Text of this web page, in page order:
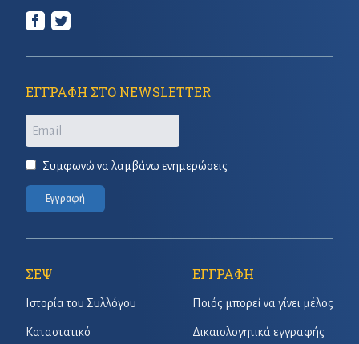
ΕΓΓΡΑΦΗ ΣΤΟ NEWSLETTER
Email
Συμφωνώ να λαμβάνω ενημερώσεις
Εγγραφή
ΣΕΨ
Ιστορία του Συλλόγου
Καταστατικό
ΕΓΓΡΑΦΗ
Ποιός μπορεί να γίνει μέλος
Δικαιολογητικά εγγραφής